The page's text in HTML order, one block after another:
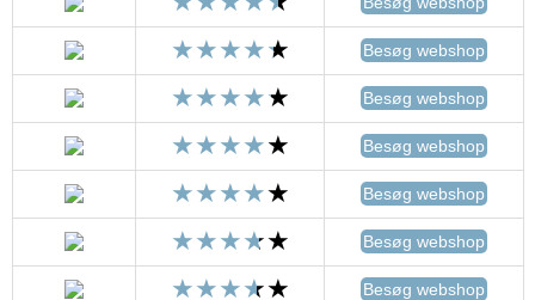
Besøg webshop
Besøg webshop
Besøg webshop
Besøg webshop
Besøg webshop
Besøg webshop